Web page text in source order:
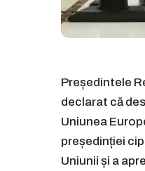
Președintele
declarat că
Uniunea
președinției
Uniunii și a